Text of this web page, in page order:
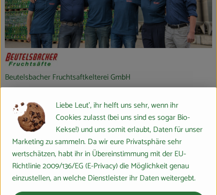
Beutelsbacher Fruchtsaftkelterei GmbH
D 71384 Weinstadt
Die BEUTELSBACHER Fruchtsaftkelterei liegt
im Herzen des traditionellen Obst- und
Weinbaugebiets Remstal nordöstlich von
Stuttgart - einer vom Boden und Klima
bevorzugten Landschaft Württembergs.
Liebe Leut', ihr helft uns sehr, wenn ihr
Cookies zulasst (bei uns sind es sogar Bio-
Kekse!) und uns somit erlaubt, Daten für unser
Marketing zu sammeln. Da wir eure Privatsphäre sehr
wertschätzen, habt ihr in Übereinstimmung mit der EU-
Richtlinie 2009/136/EG (E-Privacy) die Möglichkeit genau
einzustellen, an welche Dienstleister ihr Daten weitergebt.